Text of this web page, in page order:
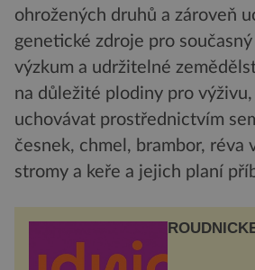
ohrožených druhů a zároveň
genetické zdroje pro
výzkum a udržitelné
na důležité plodiny pro
uchovávat prostřednictvím
česnek, chmel, brambor, réva
stromy a keře a jejich planí